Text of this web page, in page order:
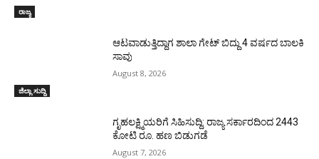
ರಾಜ್ಯ
ಜಿಲ್ಲಾ ಸುದ್ದಿ
ಆಟವಾಡುತ್ತಿದ್ದಾಗ ಶಾಲಾ ಗೇಟ್‌ ಬಿದ್ದು 4 ವರ್ಷದ ಬಾಲಕಿ
ಸಾವು
August 8, 2026
ಗೃಹಲಕ್ಷ್ಮಿಯರಿಗೆ ಸಿಹಿಸುದ್ದಿ: ರಾಜ್ಯ ಸರ್ಕಾರದಿಂದ 2443
ಕೋಟಿ ರೂ. ಹಣ ಬಿಡುಗಡೆ
August 7, 2026